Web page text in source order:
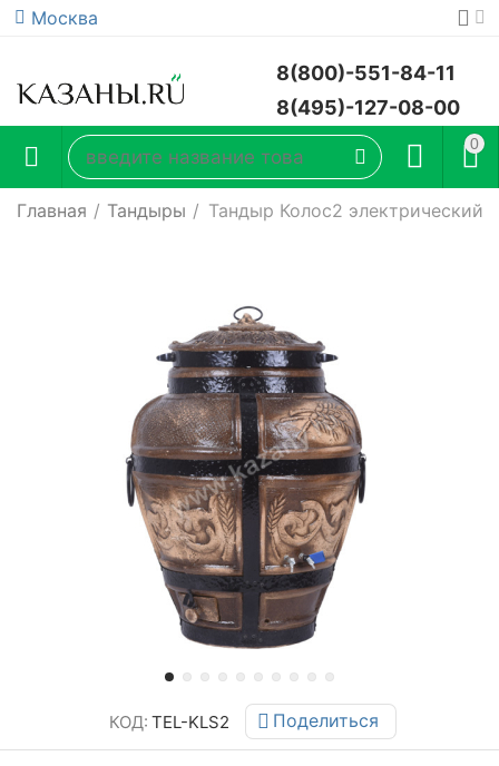
Москва
8(800)-551-84-11
8(495)-127-08-00
0
Главная / Тандыры / Тандыр Колос2 электрический
КОД: TEL-KLS2 Поделиться